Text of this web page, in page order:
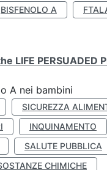
BISFENOLO A
LIFE PERSUADED
A nei bambini
SICUREZZA
INQUINAMENTO
SALUTE PUBBLICA
CHIMICHE